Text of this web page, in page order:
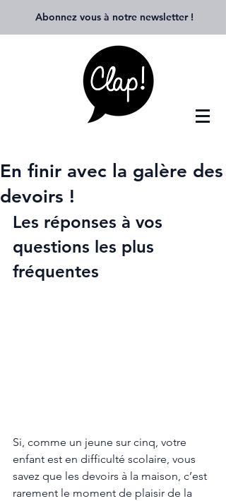
Abonnez vous à notre newsletter!
En finir avec la galère des
devoirs !
Les réponses à vos
questions les plus
fréquentes
Si, comme un jeune sur cinq, votre
enfant est en difficulté scolaire, vous
savez que les devoirs à la maison, c’est
rarement le moment de plaisir de la